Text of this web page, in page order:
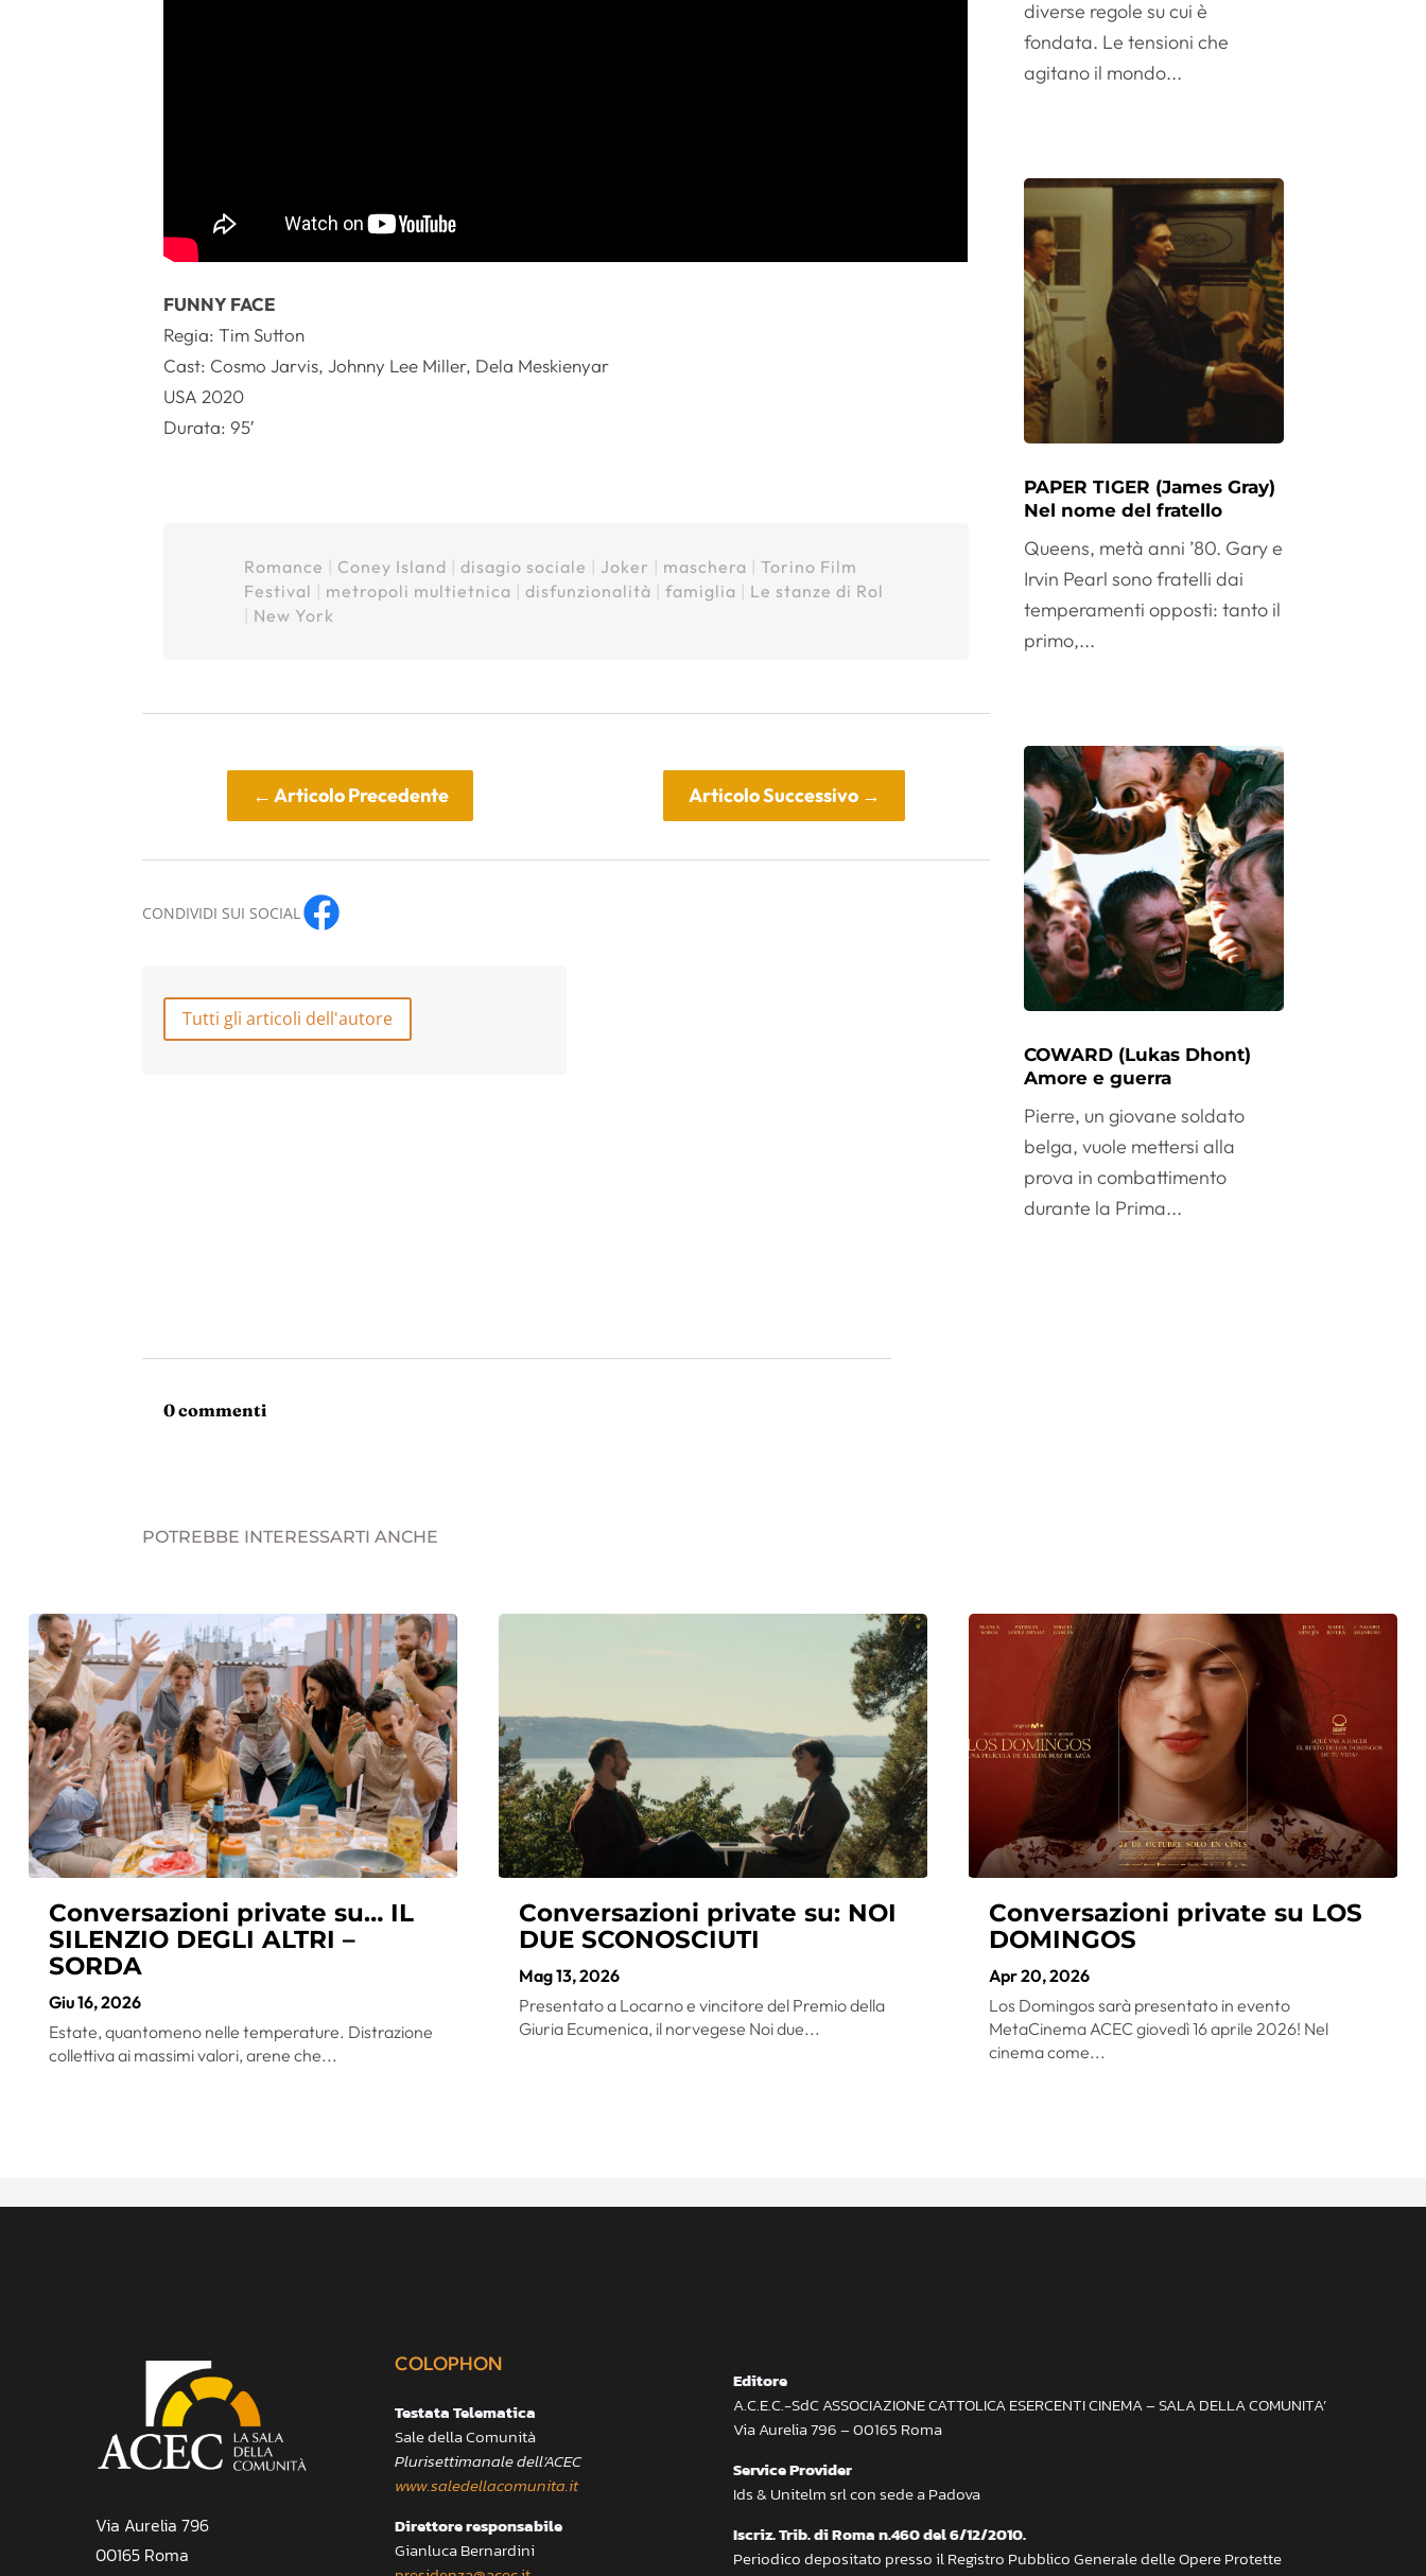
FUNNY FACE
Regia: Tim Sutton
Cast: Cosmo Jarvis, Johnny Lee Miller, Dela Meskienyar
USA 2020
Durata: 95′
Romance | Coney Island |disagio sociale | Joker | maschera |Torino Film
Festival | metropoli multietnica |disfunzionalità |famiglia | Le stanze di Rol
| New York
← Articolo Precedente Articolo Successivo→
CONDIVIDI SUI SOCIAL
Tutti gli articoli dell'autore
diverse regole su cui è
fondata. Le tensioni che
agitano il mondo...
PAPER TIGER (James Gray)
Nel nome del fratello
Queens, metà anni ’80. Gary e
Irvin Pearl sono fratelli dai
temperamenti opposti: tanto il
primo,...
COWARD (Lukas Dhont)
Amore e guerra
Pierre, un giovane soldato
belga, vuole mettersi alla
prova in combattimento
durante la Prima...
0 commenti
POTREBBE INTERESSARTI ANCHE
Conversazioni private su… IL
SILENZIO DEGLI ALTRI –
SORDA
Giu 16, 2026
Estate, quantomeno nelle temperature. Distrazione
collettiva ai massimi valori, arene che...
Conversazioni private su: NOI
DUE SCONOSCIUTI
Mag 13, 2026
Presentato a Locarno e vincitore del Premio della
Giuria Ecumenica, il norvegese Noi due...
Conversazioni private su LOS
DOMINGOS
Apr 20, 2026
Los Domingos sarà presentato in evento
MetaCinema ACEC giovedì 16 aprile 2026! Nel
cinema come...
Via Aurelia 796
00165 Roma
COLOPHON
Testata Telematica
Sale della Comunità
Plurisettimanale dell’ACEC
www.saledellacomunita.it
Direttore responsabile
Gianluca Bernardini
Editore
A.C.E.C.-SdC ASSOCIAZIONE CATTOLICA ESERCENTI CINEMA – SALA DELLA COMUNITA’
Via Aurelia 796 – 00165 Roma
Service Provider
Ids & Unitelm srl con sede a Padova
Iscriz. Trib. di Roma n.460 del 6/12/2010.
Periodico depositato presso il Registro Pubblico Generale delle Opere Protette